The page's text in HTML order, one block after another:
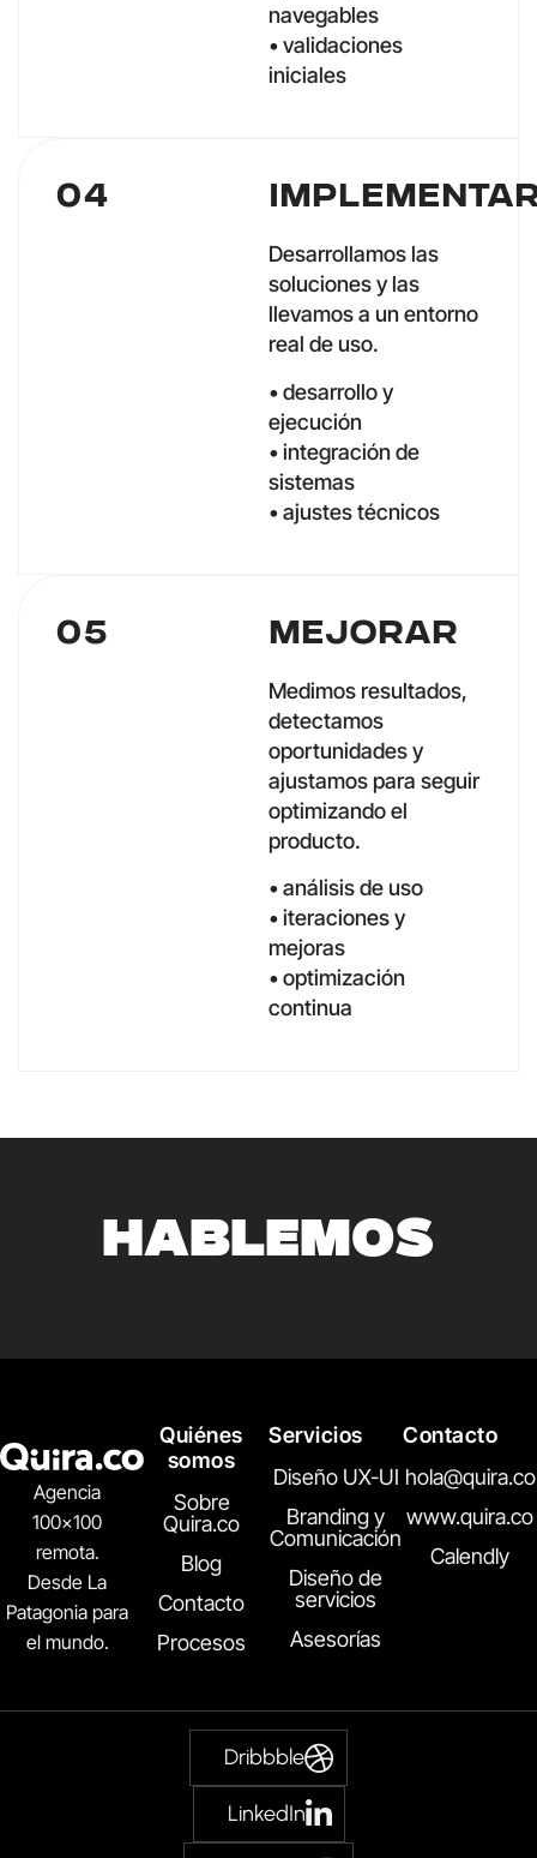
navegables
• validaciones
iniciales
04
Desarrollamos las
soluciones y las
llevamos a un entorno
real de uso.
• desarrollo y
ejecución
• integración de
sistemas
• ajustes técnicos
05 Mejorar
Medimos resultados,
detectamos
oportunidades y
ajustamos para seguir
optimizando el
producto.
• análisis de uso
• iteraciones y
mejoras
• optimización
continua
HABLEMOS
Agencia
100×100
remota.
Desde La
Patagonia para
el mundo.
Quiénes
somos
Sobre
Quira.co
Blog
Contacto
Procesos
Servicios
Diseño UX-UI
Branding y
Comunicación
Diseño de
servicios
Asesorías
Contacto
hola@quira.co
www.quira.co
Calendly
Dribbble
LinkedIn